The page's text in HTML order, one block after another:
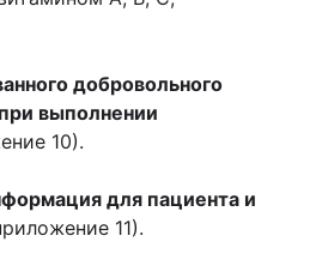
добровольного
выполнении
10).
для пациента и
11).